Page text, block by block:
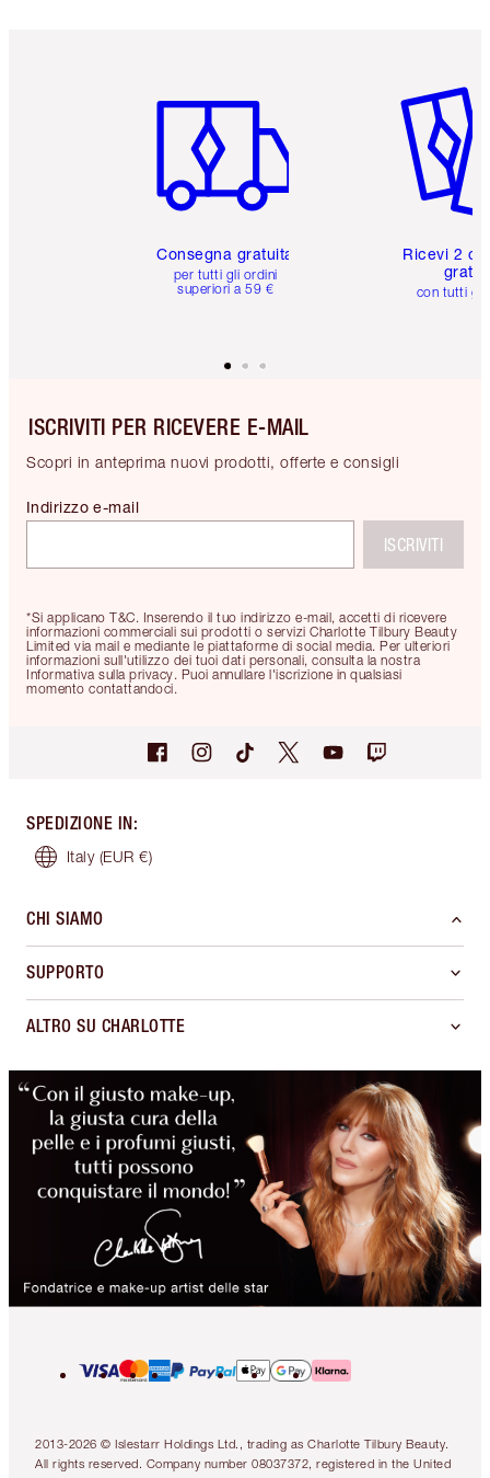
Consegna gratuita
per tutti gli ordini
superiori a 59 €
Ricevi 2
con tutti gli
ISCRIVITI PER RICEVERE E-MAIL
Scopri in anteprima nuovi prodotti, offerte e consigli
*Si applicano T&C. Inserendo il tuo indirizzo e-mail, accetti di ricevere
informazioni commerciali sui prodotti o servizi Charlotte Tilbury Beauty
Limited via mail e mediante le piattaforme di social media. Per ulteriori
informazioni sull'utilizzo dei tuoi dati personali, consulta la nostra
Informativa sulla privacy. Puoi annullare l'iscrizione in qualsiasi
momento contattandoci.
Indirizzo e-mail
ISCRIVITI
SPEDIZIONE IN:
Italy (EUR €)
CHI SIAMO
SUPPORTO
ALTRO SU CHARLOTTE
2013-2026 © Islestarr Holdings Ltd., trading as Charlotte Tilbury Beauty.
All rights reserved. Company number 08037372, registered in the United